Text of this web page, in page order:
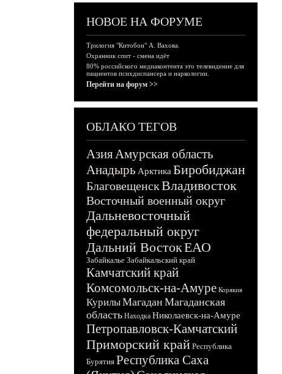
НОВОЕ НА ФОРУМЕ
Трилогия "Китобои" А. Вахова.
Охранник спит - смена идёт
80% российского медиаконтента это телевидение для
пациентов психдиспансера и наркологии.
Перейти на форум >>
ОБЛАКО ТЕГОВ
АзияАмурская область
Анадырь Арктика Биробиджан
БлаговещенскВладивосток
Восточный военный округ
Дальневосточный
федеральный округ
Дальний ВостокЕАО
Забайкалье Забайкальский край
Камчатский край
Комсомольск-на-Амуре Корякия
КурилыМагадан Магаданская
область Находка Николаевск-на-Амуре
Петропавловск-Камчатский
Приморский край Республика
Бурятия Республика Саха